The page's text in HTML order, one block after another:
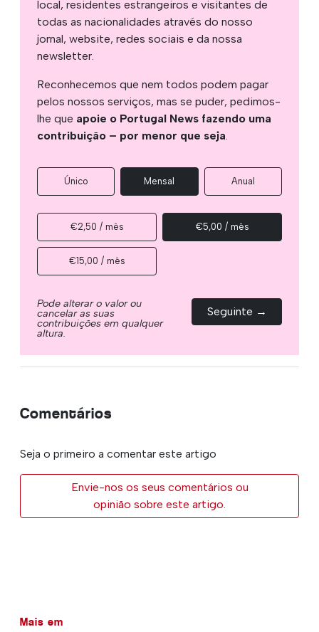
local, residentes estrangeiros e visitantes de
todas as nacionalidades através do nosso
jornal, website, redes sociais e da nossa
newsletter.
Reconhecemos que nem todos podem pagar
pelos nossos serviços, mas se puder, pedimos-
lhe que apoie o Portugal News fazendo uma
contribuição – por menor que seja.
Único Mensal Anual
€2,50 / mês €5,00 / mês
€15,00 / mês
Pode alterar o valor ou
cancelar as suas
contribuições em qualquer
altura.
Seguinte →
Comentários
Seja o primeiro a comentar este artigo
Envie-nos os seus comentários ou
opinião sobre este artigo.
Mais em